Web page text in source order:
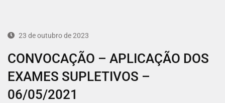
23 de outubro de 2023
CONVOCAÇÃO – APLICAÇÃO DOS
EXAMES SUPLETIVOS –
06/05/2021